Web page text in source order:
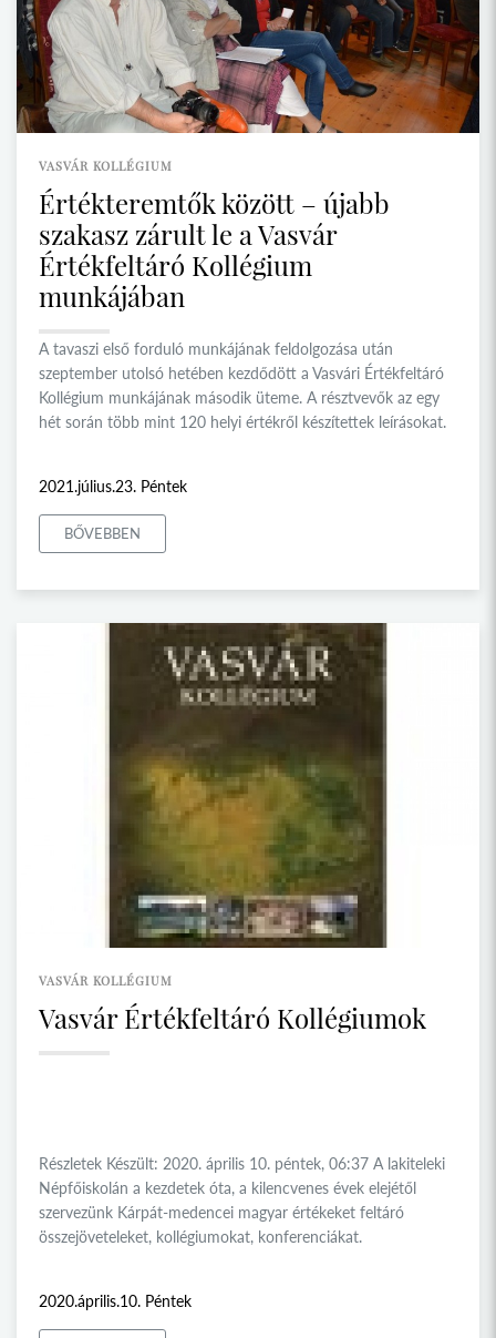
VASVÁR KOLLÉGIUM
Értékteremtők között – újabb
szakasz zárult le a Vasvár
Értékfeltáró Kollégium
munkájában
A tavaszi első forduló munkájának feldolgozása után
szeptember utolsó hetében kezdődött a Vasvári Értékfeltáró
Kollégium munkájának második üteme. A résztvevők az egy
hét során több mint 120 helyi értékről készítettek leírásokat.
2021.július.23. Péntek
BŐVEBBEN
VASVÁR KOLLÉGIUM
Vasvár Értékfeltáró Kollégiumok
Részletek Készült: 2020. április 10. péntek, 06:37 A lakiteleki
Népfőiskolán a kezdetek óta, a kilencvenes évek elejétől
szervezünk Kárpát-medencei magyar értékeket feltáró
összejöveteleket, kollégiumokat, konferenciákat.
2020.április.10. Péntek